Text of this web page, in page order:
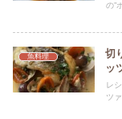
の”
魚料理
切
ッ
レ
ツ